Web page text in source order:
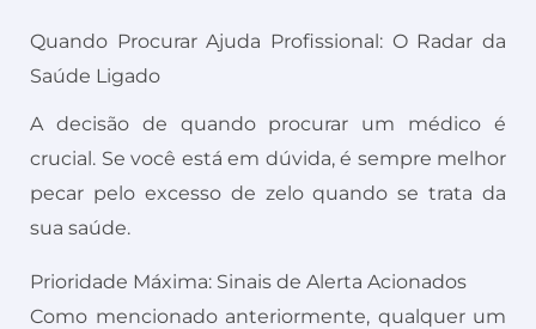
Quando Procurar Ajuda Profissional: O Radar da
Saúde Ligado
A decisão de quando procurar um médico é
crucial. Se você está em dúvida, é sempre melhor
pecar pelo excesso de zelo quando se trata da
sua saúde.
Prioridade Máxima: Sinais de Alerta Acionados
Como mencionado anteriormente, qualquer um